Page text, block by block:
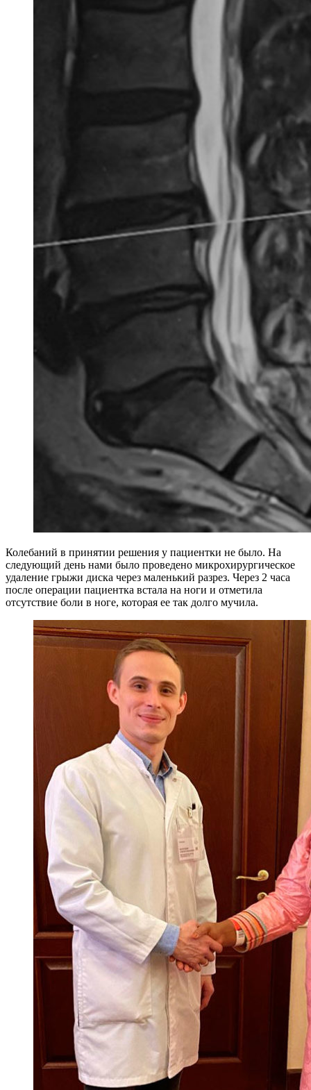
Колебаний в принятии решения у пациентки не было. На
следующий день нами было проведено микрохирургическое
удаление грыжи диска через маленький разрез. Через 2 часа
после операции пациентка встала на ноги и отметила
отсутствие боли в ноге, которая ее так долго мучила.